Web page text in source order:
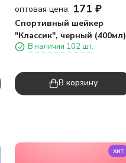
оптовая цена: 171 ₽
Спортивный шейкер
"Классик", черный (400мл)
В наличии 102 шт.
В корзину
хит